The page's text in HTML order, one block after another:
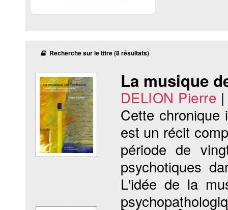
Recherche sur le titre (8 résultats)
La musique
DELION Pierre |
Cette chronique
est un récit
période de
psychotiques
L'idée de la